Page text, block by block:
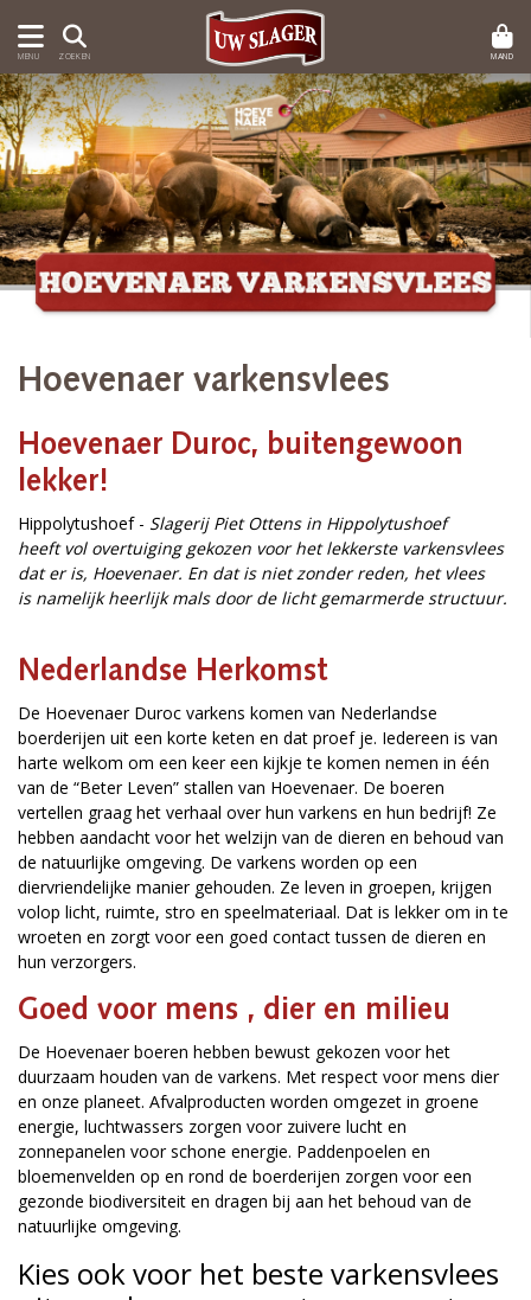
MENU ZOEKEN MAND
Hoevenaer varkensvlees
Hoevenaer Duroc, buitengewoon
lekker!
Hippolytushoef - Slagerij Piet Ottens in Hippolytushoef
heeft vol overtuiging gekozen voor het lekkerste varkensvlees
dat er is, Hoevenaer. En dat is niet zonder reden, het vlees
is namelijk heerlijk mals door de licht gemarmerde structuur.
Nederlandse Herkomst
De Hoevenaer Duroc varkens komen van Nederlandse
boerderijen uit een korte keten en dat proef je. Iedereen is van
harte welkom om een keer een kijkje te komen nemen in één
van de “Beter Leven” stallen van Hoevenaer. De boeren
vertellen graag het verhaal over hun varkens en hun bedrijf! Ze
hebben aandacht voor het welzijn van de dieren en behoud van
de natuurlijke omgeving. De varkens worden op een
diervriendelijke manier gehouden. Ze leven in groepen, krijgen
volop licht, ruimte, stro en speelmateriaal. Dat is lekker om in te
wroeten en zorgt voor een goed contact tussen de dieren en
hun verzorgers.
Goed voor mens , dier en milieu
De Hoevenaer boeren hebben bewust gekozen voor het
duurzaam houden van de varkens. Met respect voor mens dier
en onze planeet. Afvalproducten worden omgezet in groene
energie, luchtwassers zorgen voor zuivere lucht en
zonnepanelen voor schone energie. Paddenpoelen en
bloemenvelden op en rond de boerderijen zorgen voor een
gezonde biodiversiteit en dragen bij aan het behoud van de
natuurlijke omgeving.
Kies ook voor het beste varkensvlees